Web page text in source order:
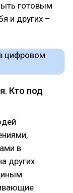
готовым
и других –
Кто под
в
других